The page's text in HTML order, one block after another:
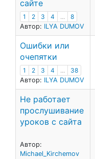
сайте
1 2 3 4 ...
8
Автор: ILYA DUMOV
Ошибки или
очепятки
1 2 3 4 ...
38
Автор: ILYA DUMOV
Не работает
прослушивание
уроков с сайта
Автор:
Michael_Kirchemov